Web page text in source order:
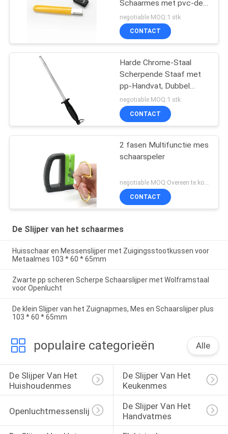
Schaarmes met pvc-de
Verpakking van de
Blaarkaart voor Vrouwen
negotiable MOQ:1 stk
CONTACT
Harde Chrome-Staal
Scherpende Staaf met
pp-Handvat, Dubbel
Blaarpakket
negotiable MOQ:1 stk
CONTACT
2 fasen Multifunctie mes
schaarspeler
negotiable MOQ:Overeen te komen
CONTACT
De Slijper van het schaarmes
Huisschaar en Messenslijper met Zuigingsstootkussen voor
Metaalmes 103 * 60 * 65mm
Zwarte pp scheren Scherpe Schaarslijper met Wolframstaal
voor Openlucht
De klein Slijper van het Zuignapmes, Mes en Schaarslijper plus
103 * 60 * 65mm
populaire categorieën Alle
De Slijper Van Het
Huishoudenmes
De Slijper Van Het
Keukenmes
Openluchtmessenslijper
De Slijper Van Het
Handvatmes